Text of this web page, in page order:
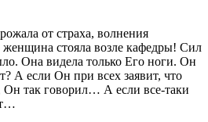
от страха, волнения
стояла возле кафедры! Сил
Она видела только Его ноги. Он
А если Он при всех заявит, что
Он так говорил… А если все-таки